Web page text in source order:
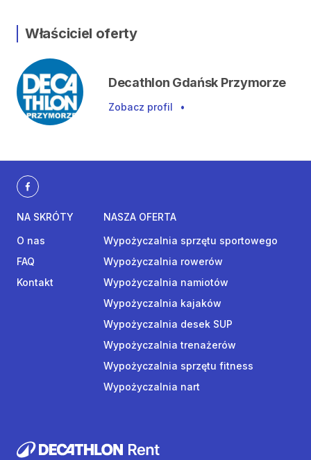
Właściciel oferty
Decathlon Gdańsk Przymorze
Zobacz profil •
NA SKRÓTY
O nas
FAQ
Kontakt
NASZA OFERTA
Wypożyczalnia sprzętu sportowego
Wypożyczalnia rowerów
Wypożyczalnia namiotów
Wypożyczalnia kajaków
Wypożyczalnia desek SUP
Wypożyczalnia trenażerów
Wypożyczalnia sprzętu fitness
Wypożyczalnia nart